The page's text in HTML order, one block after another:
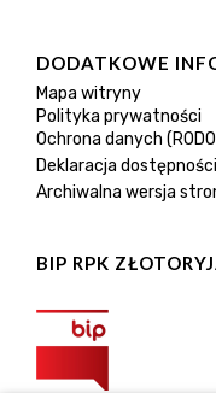
DODATKOWE
Mapa witryny
Polityka prywatności
Ochrona danych
Deklaracja dostępności
Archiwalna wersja
BIP RPK